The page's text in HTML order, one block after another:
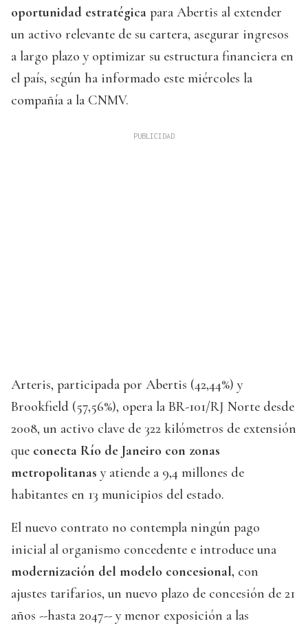
oportunidad estratégica para Abertis al extender
un activo relevante de su cartera, asegurar ingresos
a largo plazo y optimizar su estructura financiera en
el país, según ha informado este miércoles la
compañía a la CNMV.
Arteris, participada por Abertis (42,44%) y
Brookfield (57,56%), opera la BR-101/RJ Norte desde
2008, un activo clave de 322 kilómetros de extensión
que conecta Río de Janeiro con zonas
metropolitanas y atiende a 9,4 millones de
habitantes en 13 municipios del estado.
El nuevo contrato no contempla ningún pago
inicial al organismo concedente e introduce una
modernización del modelo concesional, con
ajustes tarifarios, un nuevo plazo de concesión de 21
años --hasta 2047-- y menor exposición a las